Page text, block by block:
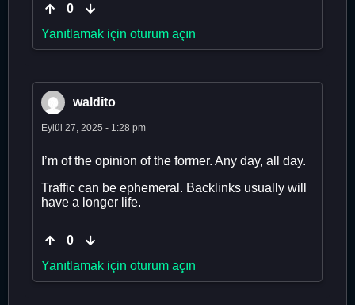
0
Yanıtlamak için oturum açın
waldito
Eylül 27, 2025 - 1:28 pm
I’m of the opinion of the former. Any day, all day.
Traffic can be ephemeral. Backlinks usually will
have a longer life.
0
Yanıtlamak için oturum açın